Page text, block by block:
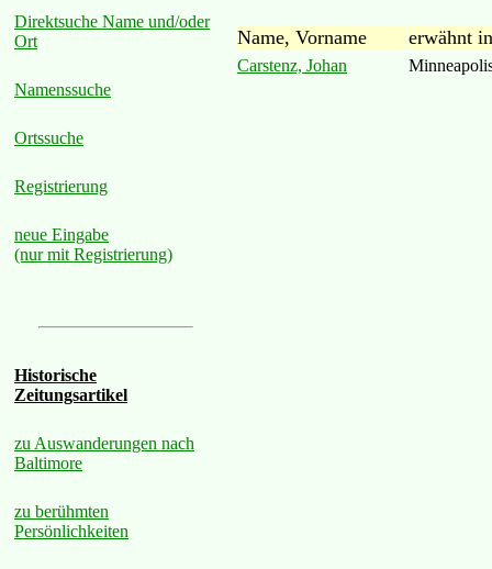
Direktsuche Name und/oder
Ort
Namenssuche
Ortssuche
Registrierung
neue Eingabe
(nur mit Registrierung)
Historische
Zeitungsartikel
zu Auswanderungen nach
Baltimore
zu berühmten
Persönlichkeiten
Name, Vorname erwähnt in
Carstenz, Johan